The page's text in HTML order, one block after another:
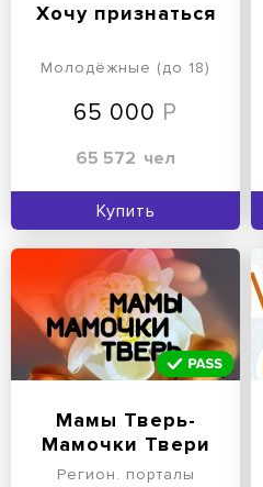
Хочу признаться
Молодёжные (до 18)
65 000
65 572 чел
Купить
Мамы Тверь-
Мамочки Твери
Регион. порталы